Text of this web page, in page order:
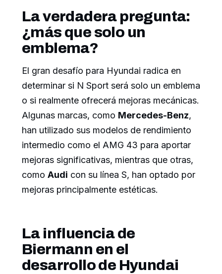
La verdadera pregunta:
¿más que solo un
emblema?
El gran desafío para Hyundai radica en
determinar si N Sport será solo un emblema
o si realmente ofrecerá mejoras mecánicas.
Algunas marcas, como Mercedes-Benz,
han utilizado sus modelos de rendimiento
intermedio como el AMG 43 para aportar
mejoras significativas, mientras que otras,
como Audi con su línea S, han optado por
mejoras principalmente estéticas.
La influencia de
Biermann en el
desarrollo de Hyundai